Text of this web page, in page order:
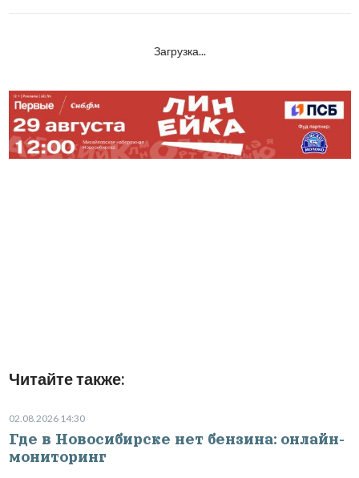
Загрузка...
Читайте также:
02.08.2026 14:30
Где в Новосибирске нет бензина: онлайн-
мониторинг